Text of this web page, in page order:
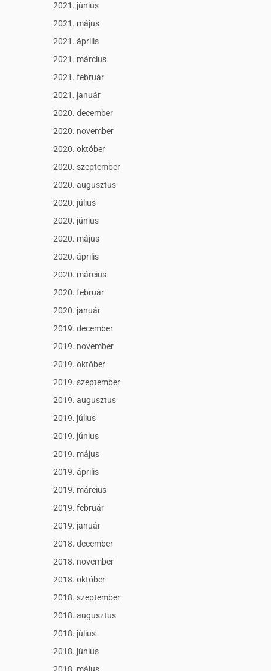
2021. június
2021. május
2021. április
2021. március
2021. február
2021. január
2020. december
2020. november
2020. október
2020. szeptember
2020. augusztus
2020. július
2020. június
2020. május
2020. április
2020. március
2020. február
2020. január
2019. december
2019. november
2019. október
2019. szeptember
2019. augusztus
2019. július
2019. június
2019. május
2019. április
2019. március
2019. február
2019. január
2018. december
2018. november
2018. október
2018. szeptember
2018. augusztus
2018. július
2018. június